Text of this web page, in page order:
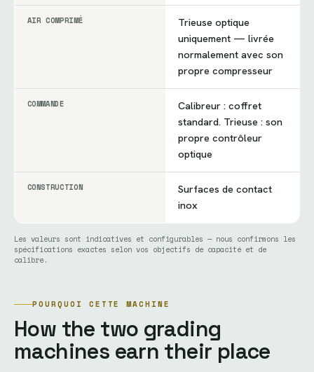
AIR COMPRIMÉ
Trieuse optique
uniquement — livrée
normalement avec son
propre compresseur
COMMANDE
Calibreur : coffret
standard. Trieuse : son
propre contrôleur
optique
CONSTRUCTION
Surfaces de contact
inox
Les valeurs sont indicatives et configurables — nous confirmons les
spécifications exactes selon vos objectifs de capacité et de
calibre.
POURQUOI CETTE MACHINE
How the two grading
machines earn their place